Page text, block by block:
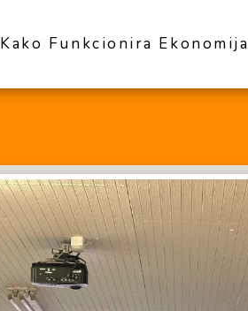
Kako Funkcionira Ekonomija